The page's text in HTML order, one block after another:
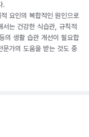
.
요인의 복합적인 원인으로
서는 건강한 식습관, 규칙적
의 생활 습관 개선이 필요합
문가의 도움을 받는 것도 중